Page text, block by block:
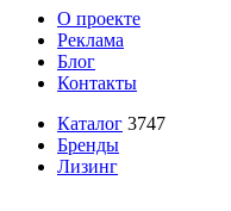
О проекте
Реклама
Блог
Контакты
Каталог 3747
Бренды
Лизинг